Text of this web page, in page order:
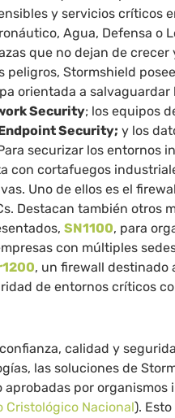
y servicios críticos
Agua, Defensa o
que no dejan de crecer
peligros, Stormshield
orientada a salvaguardar
Security; los equipos
Security; y los
securizar los entornos
con cortafuegos
Uno de ellos es el
Destacan también otros
SN1100, para
con múltiples
, un firewall destinado
de entornos críticos
calidad y
las soluciones de
aprobadas por organismos
Cristológico Nacional).